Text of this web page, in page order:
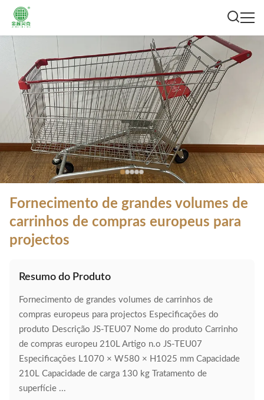
Fornecimento de grandes volumes de
carrinhos de compras europeus para
projectos
Resumo do Produto
Fornecimento de grandes volumes de carrinhos de
compras europeus para projectos Especificações do
produto Descrição JS-TEU07 Nome do produto Carrinho
de compras europeu 210L Artigo n.o JS-TEU07
Especificações L1070 × W580 × H1025 mm Capacidade
210L Capacidade de carga 130 kg Tratamento de
superfície ...